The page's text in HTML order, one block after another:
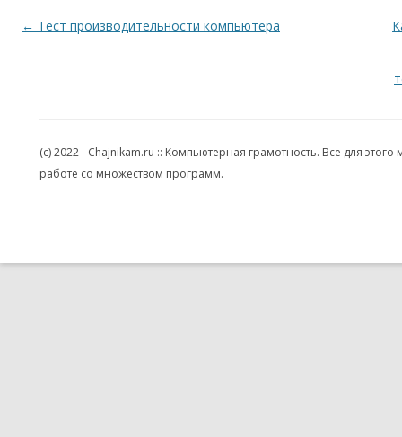
Навигация по записям
← Тест производительности компьютера
(c) 2022 - Chajnikam.ru :: Компьютерная грамотность. Все для
работе со множеством программ.